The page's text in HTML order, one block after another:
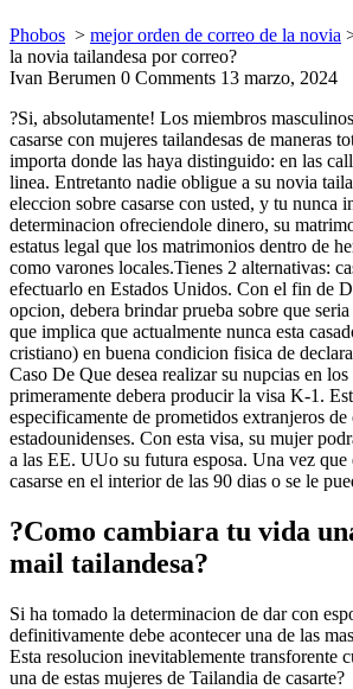
Phobos > mejor orden de correo de la novia
la novia tailandesa por correo?
Ivan Berumen 0 Comments 13 marzo, 2024
?Si, absolutamente! Los miembros
casarse con mujeres tailandesas de maneras
importa donde las haya distinguido: en las
linea. Entretanto nadie obligue a su novia
eleccion sobre casarse con usted, y tu nunca
determinacion ofreciendole dinero, su
estatus legal que los matrimonios dentro de
como varones locales.Tienes 2 alternativas:
efectuarlo en Estados Unidos. Con el fin de
opcion, debera brindar prueba sobre que
que implica que actualmente nunca esta
cristiano) en buena condicion fisica de
Caso De Que desea realizar su nupcias en
primeramente debera producir la visa K-1.
especificamente de prometidos extranjeros de
estadounidenses. Con esta visa, su mujer
a las EE. UUo su futura esposa. Una vez que
casarse en el interior de las 90 dias o se le
?Como cambiara tu vida
mail tailandesa?
Si ha tomado la determinacion de dar con
definitivamente debe acontecer una de las
Esta resolucion inevitablemente transforente
una de estas mujeres de Tailandia de casarte?